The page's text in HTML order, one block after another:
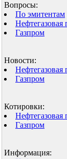
Вопросы:
По эмитентам
Газпром
Новости:
Газпром
Котировки:
Газпром
Информация: